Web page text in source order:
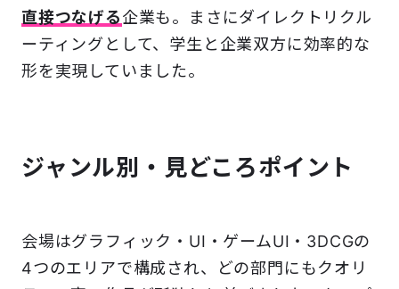
直接つなげる企業も。まさにダイレクトリクル
ーティングとして、学生と企業双方に効率的な
形を実現していました。
ジャンル別・見どころポイント
会場はグラフィック・UI・ゲームUI・3DCGの
4つのエリアで構成され、どの部門にもクオリ